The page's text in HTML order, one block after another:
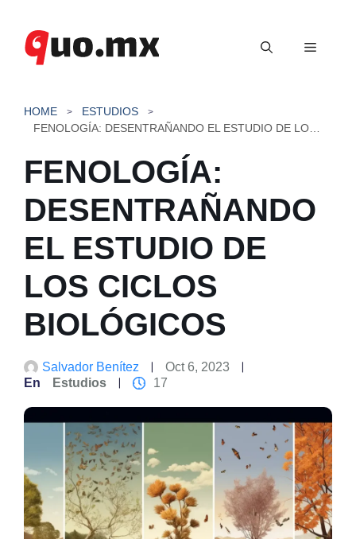
contenido
Menú
HOME
ESTUDIOS
FENOLOGÍA:
DESENTRAÑANDO
EL ESTUDIO DE
LOS CICLOS
BIOLÓGICOS
Salvador Benítez
Oct 6, 2023
En
Estudios 17